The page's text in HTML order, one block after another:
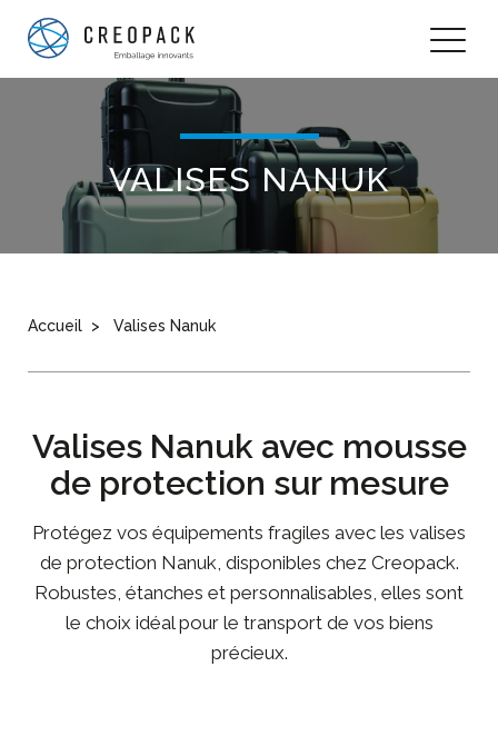
VALISES NANUK
Accueil Valises Nanuk
Valises Nanuk avec mousse
de protection sur mesure
Protégez vos équipements fragiles avec les valises
de protection Nanuk, disponibles chez Creopack.
Robustes, étanches et personnalisables, elles sont
le choix idéal pour le transport de vos biens
précieux.